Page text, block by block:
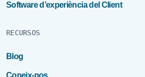
Software d’experiència del Client
RECURSOS
Blog